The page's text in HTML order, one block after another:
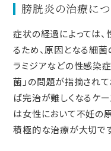
膀胱炎の治療に
症状の経過によっては
るため、原因となる細
ラミジアなどの性感染
菌」の問題が指摘され
ば完治が難しくなるケ
は女性において不妊の
積極的な治療が大切です